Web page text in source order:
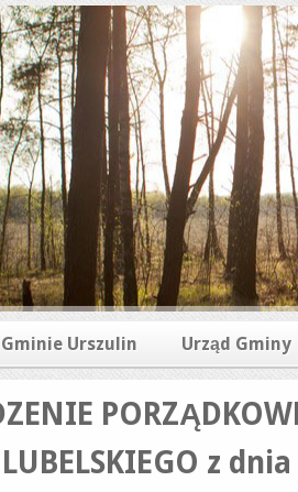
Gminie Urszulin Urząd Gminy
LUBELSKIEGO z